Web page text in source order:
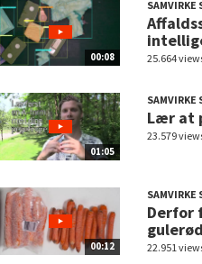
00:08
SAMVIRKE
25.664
01:05
SAMVIRKE
Lær at
23.579
00:12
SAMVIRKE
Derfor
22.951